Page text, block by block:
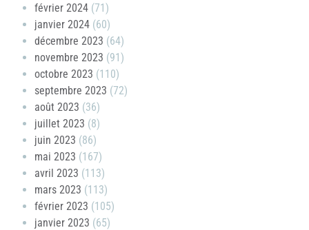
février 2024 (71)
janvier 2024 (60)
décembre 2023 (64)
novembre 2023 (91)
octobre 2023 (110)
septembre 2023 (72)
août 2023 (36)
juillet 2023 (8)
juin 2023 (86)
mai 2023 (167)
avril 2023 (113)
mars 2023 (113)
février 2023 (105)
janvier 2023 (65)